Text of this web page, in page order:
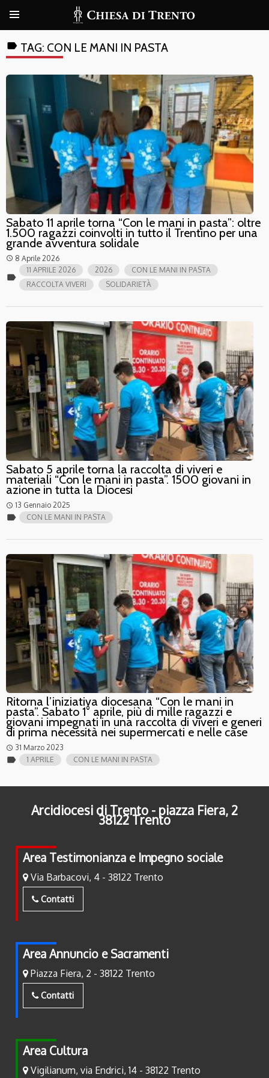
label TAG: CON LE MANI IN PASTA
Sabato 11 aprile torna “Con le mani in pasta”: oltre
1.500 ragazzi coinvolti in tutto il Trentino per una
grande avventura solidale
access_time 8 Aprile 2026
label
11 APRILE 2026 2026
CON LE MANI IN PASTA
RACCOLTA VIVERI
SOLIDARIETÀ
Sabato 5 aprile torna la raccolta di viveri e
materiali “Con le mani in pasta”. 1500 giovani in
azione in tutta la Diocesi
access_time 13 Gennaio 2025
label CON LE MANI IN PASTA
Ritorna l’iniziativa diocesana “Con le mani in
pasta”. Sabato 1° aprile, più di mille ragazzi e
giovani impegnati in una raccolta di viveri e generi
di prima necessità nei supermercati e nelle case
access_time 31 Marzo 2023
label 1 APRILE CON LE MANI IN PASTA
Arcidiocesi di Trento - piazza Fiera, 2
38122 Trento
Area Testimonianza e Impegno sociale
Via Barbacovi, 4 - 38122 Trento
Contatti
Area Annuncio e Sacramenti
Piazza Fiera, 2 - 38122 Trento
Contatti
Area Cultura
Vigilianum, via Endrici, 14 - 38122 Trento